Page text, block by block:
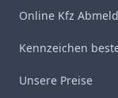
Online Kfz
Kennzeichen
Unsere Preise